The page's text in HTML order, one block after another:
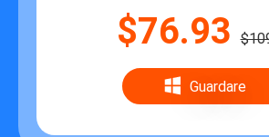
$76.93
Guardare